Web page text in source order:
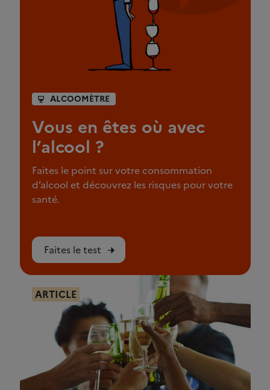
ALCOOMÈTRE
Vous en êtes où avec
l’alcool ?
Faites le point sur votre consommation
d’alcool et découvrez les risques pour votre
santé.
Faites le test
ARTICLE